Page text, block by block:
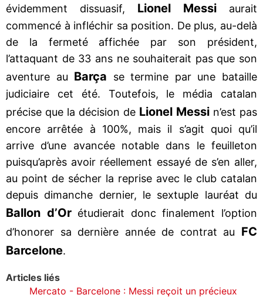
évidemment dissuasif, Lionel Messi aurait
commencé à infléchir sa position. De plus, au-delà
de la fermeté affichée par son président,
l’attaquant de 33 ans ne souhaiterait pas que son
aventure au Barça se termine par une bataille
judiciaire cet été. Toutefois, le média catalan
précise que la décision de Lionel Messi n’est pas
encore arrêtée à 100%, mais il s’agit quoi qu’il
arrive d’une avancée notable dans le feuilleton
puisqu’après avoir réellement essayé de s’en aller,
au point de sécher la reprise avec le club catalan
depuis dimanche dernier, le sextuple lauréat du
Ballon d’Orétudierait donc finalement l’option
d’honorer sa dernière année de contrat au FC
Barcelone.
Articles liés
Mercato - Barcelone : Messi reçoit un précieux